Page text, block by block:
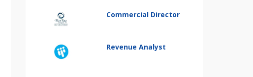
Commercial Director
Revenue Analyst